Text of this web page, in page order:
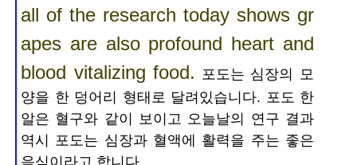
all of the research today shows gr
apes are also profound heart and
blood vitalizing food. 포도는 심장의 모
양을 한 덩어리 형태로 달려있습니다. 포도 한
알은 혈구와 같이 보이고 오늘날의 연구 결과
역시 포도는 심장과 혈액에 활력을 주는 좋은